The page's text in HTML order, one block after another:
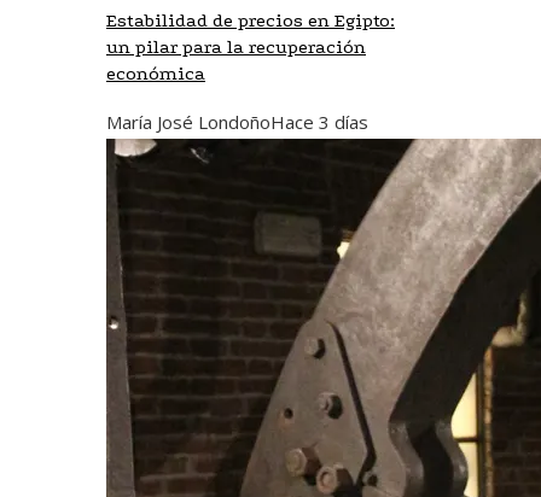
Estabilidad de precios en Egipto:
un pilar para la recuperación
económica
María José LondoñoHace 3 días